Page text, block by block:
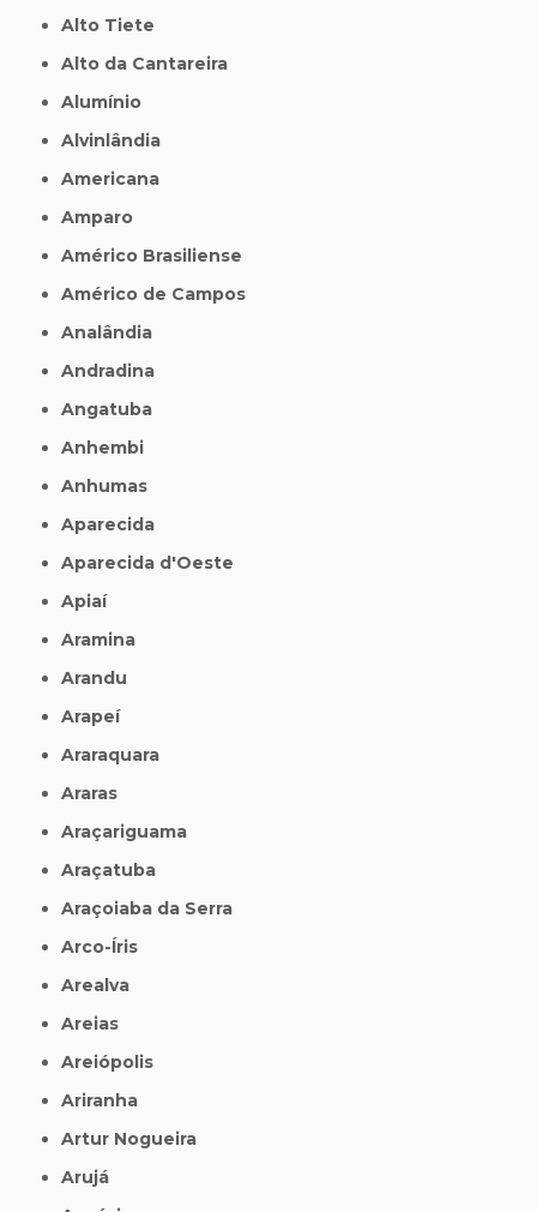
Alto Tiete
Alto da Cantareira
Alumínio
Alvinlândia
Americana
Amparo
Américo Brasiliense
Américo de Campos
Analândia
Andradina
Angatuba
Anhembi
Anhumas
Aparecida
Aparecida d'Oeste
Apiaí
Aramina
Arandu
Arapeí
Araraquara
Araras
Araçariguama
Araçatuba
Araçoiaba da Serra
Arco-Íris
Arealva
Areias
Areiópolis
Ariranha
Artur Nogueira
Arujá